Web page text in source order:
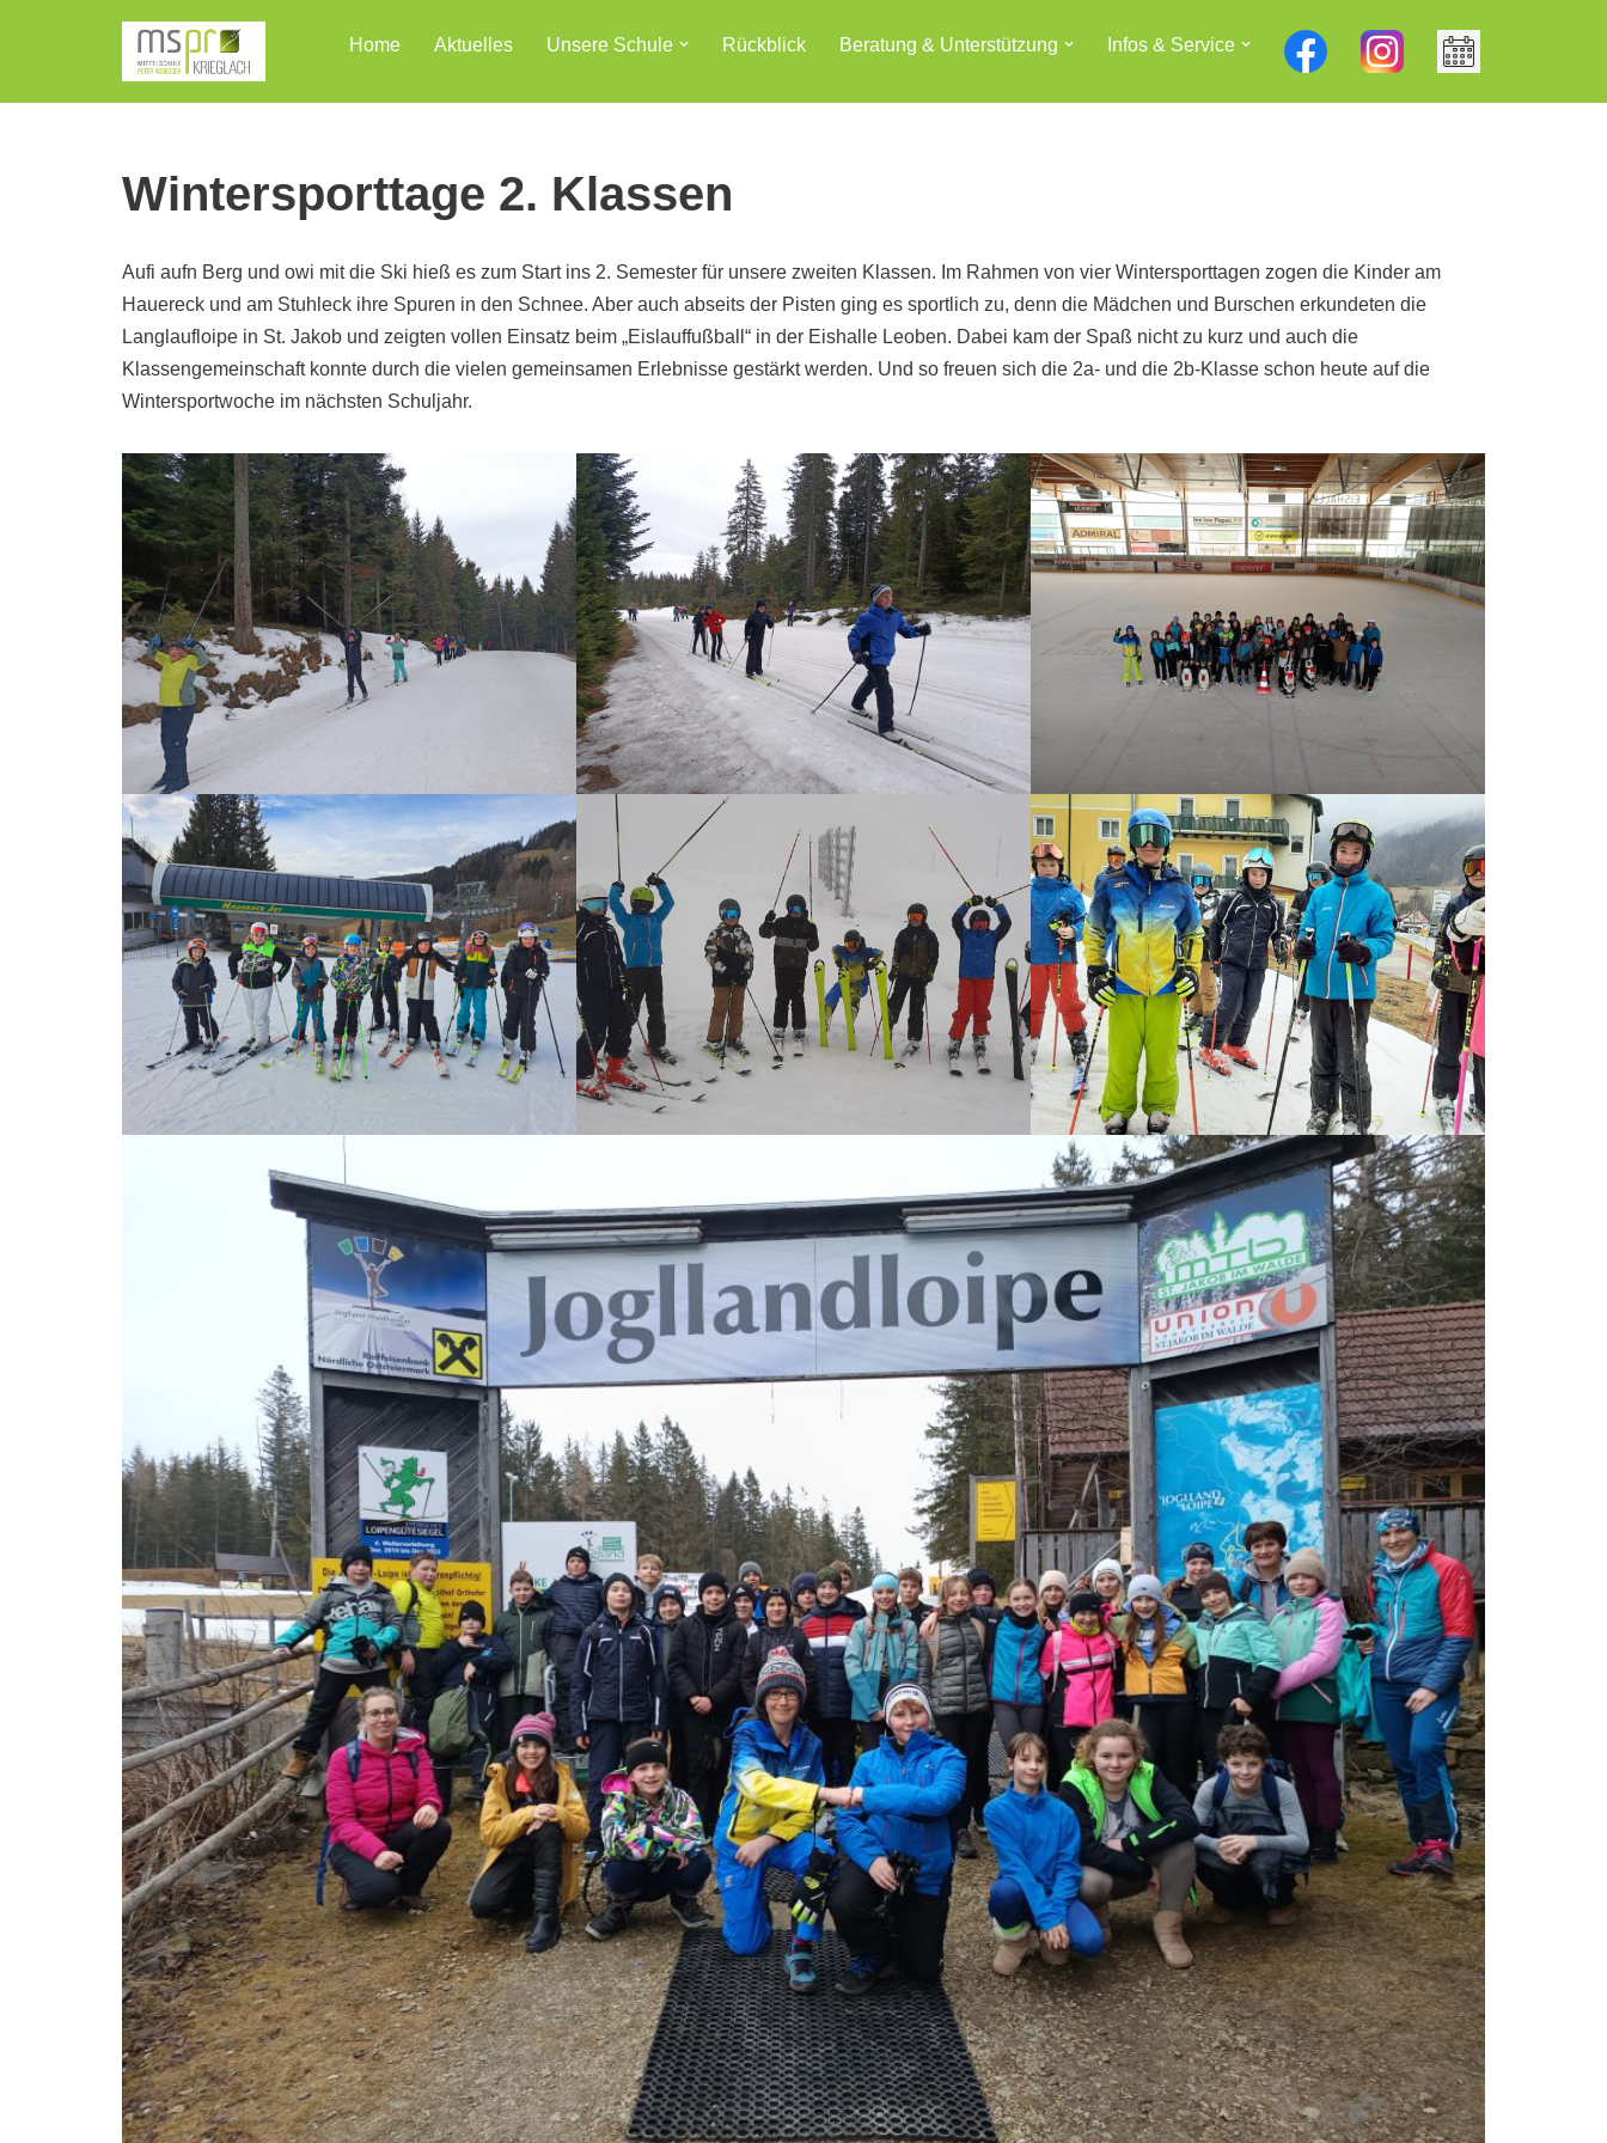
Inhalt
Home Aktuelles Unsere Schule Rückblick Beratung & Unterstützung Infos & Service
Wintersporttage 2. Klassen
Aufi aufn Berg und owi mit die Ski hieß es zum Start ins 2. Semester für unsere zweiten Klassen. Im Rahmen von vier Wintersporttagen zogen die Kinder am
Hauereck und am Stuhleck ihre Spuren in den Schnee. Aber auch abseits der Pisten ging es sportlich zu, denn die Mädchen und Burschen erkundeten die
Langlaufloipe in St. Jakob und zeigten vollen Einsatz beim „Eislauffußball“ in der Eishalle Leoben. Dabei kam der Spaß nicht zu kurz und auch die
Klassengemeinschaft konnte durch die vielen gemeinsamen Erlebnisse gestärkt werden. Und so freuen sich die 2a- und die 2b-Klasse schon heute auf die
Wintersportwoche im nächsten Schuljahr.